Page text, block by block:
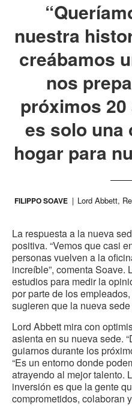
nuestra
creábamos
nos
próximos
es solo una
hogar para
FILIPPO SOAVE Lord Abbett,
La respuesta a la nueva
positiva. “Vemos que casi
personas vuelven a la
increíble”, comenta Soave.
estudios para medir la
por parte de los
sugieren que la nueva
Lord Abbett mira con
asienta en su nueva sede.
guiarnos durante los
“Es un entorno donde
atrayendo al mejor talento.
inversión es que la gente
comprometidos, colaboran